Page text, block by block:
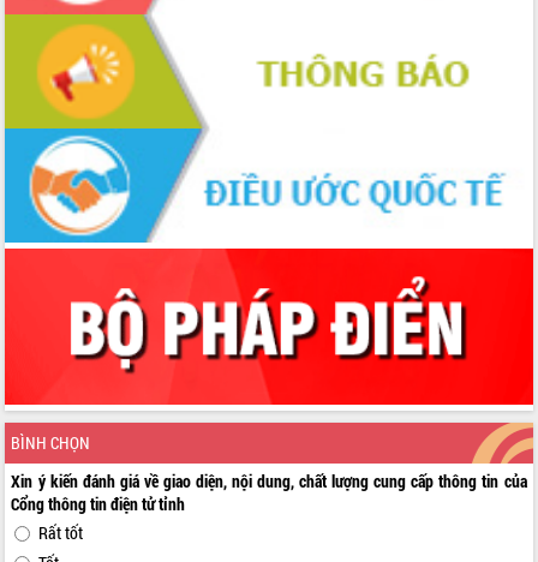
BÌNH CHỌN
Xin ý kiến đánh giá về giao diện, nội dung, chất lượng cung cấp thông tin của
Cổng thông tin điện tử tỉnh
Rất tốt